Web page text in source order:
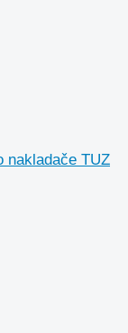
nakladače TUZ